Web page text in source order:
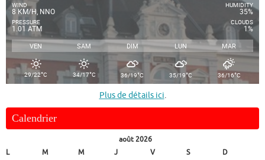
WIND
8 KM/H, NNO
PRESSURE
1.01 ATM
HUMIDITY
35%
CLOUDS
1%
VEN SAM DIM LUN MAR
29/22°C 34/17°C 36/19°C 35/19°C 36/16°C
Plus de détails ici.
Calendrier
août 2026
L
M M J V S D